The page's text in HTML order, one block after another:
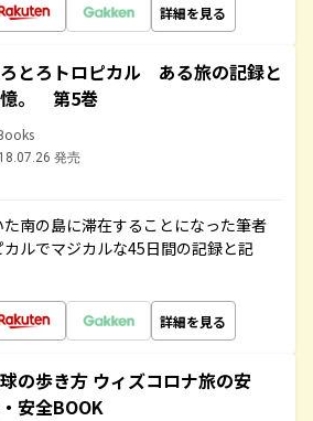
詳細を見る
とろトロピカル ある旅の記録と
。 第5巻
発売
南の島に滞在することになった筆者
ルでマジカルな45日間の記録と記
詳細を見る
の歩き方 ウィズコロナ旅の安
安全BOOK